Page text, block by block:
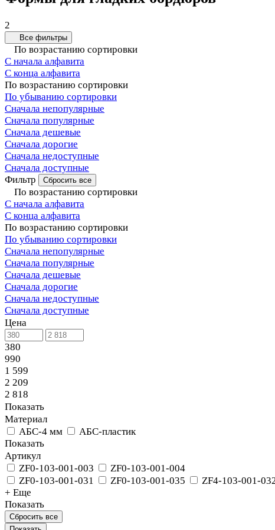
2
Все фильтры
По возрастанию сортировки
С начала алфавита
С конца алфавита
По возрастанию сортировки
По убыванию сортировки
Сначала непопулярные
Сначала популярные
Сначала дешевые
Сначала дорогие
Сначала недоступные
Сначала доступные
Фильтр
Сбросить все
По возрастанию сортировки
С начала алфавита
С конца алфавита
По возрастанию сортировки
По убыванию сортировки
Сначала непопулярные
Сначала популярные
Сначала дешевые
Сначала дорогие
Сначала недоступные
Сначала доступные
Цена
380
990
1 599
2 209
2 818
Показать
Материал
АБС-4 мм
АБС-пластик
Показать
Артикул
ZF0-103-001-003
ZF0-103-001-004
ZF0-103-001-031
ZF0-103-001-035 ZF4-103-001-
+ Еще
Показать
Сбросить все